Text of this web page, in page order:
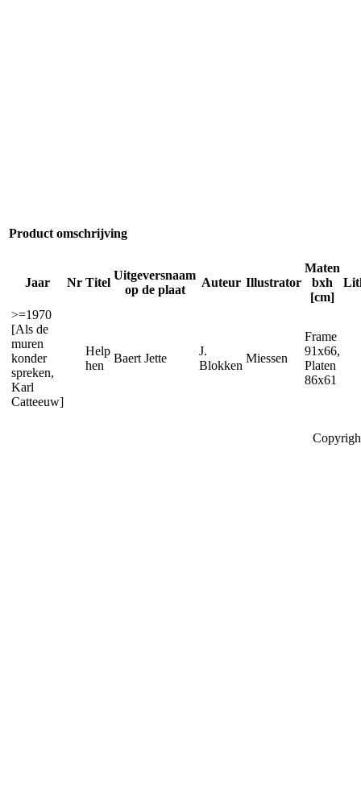
Product omschrijving
Jaar Nr Titel
Uitgeversnaam
op de plaat
Auteur Illustrator
Maten
bxh
[cm]
>=1970
[Als de
muren
konder
spreken,
Karl
Catteeuw]
Help
hen
Baert Jette
J.
Blokken
Miessen
Frame
91x66,
Platen
86x61